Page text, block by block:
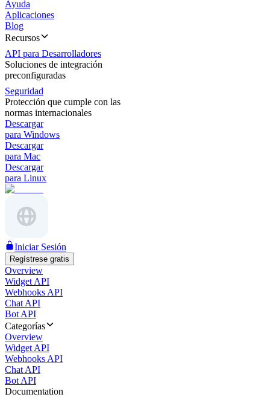
Ayuda
Aplicaciones
Blog
Recursos
API para Desarrolladores
Soluciones de integración
preconfiguradas
Seguridad
Protección que cumple con las
normas internacionales
Descargar
para Windows
Descargar
para Mac
Descargar
para Linux
Iniciar Sesión
Regístrese gratis
Overview
Widget API
Webhooks API
Chat API
Bot API
Categorías
Overview
Widget API
Webhooks API
Chat API
Bot API
Documentation